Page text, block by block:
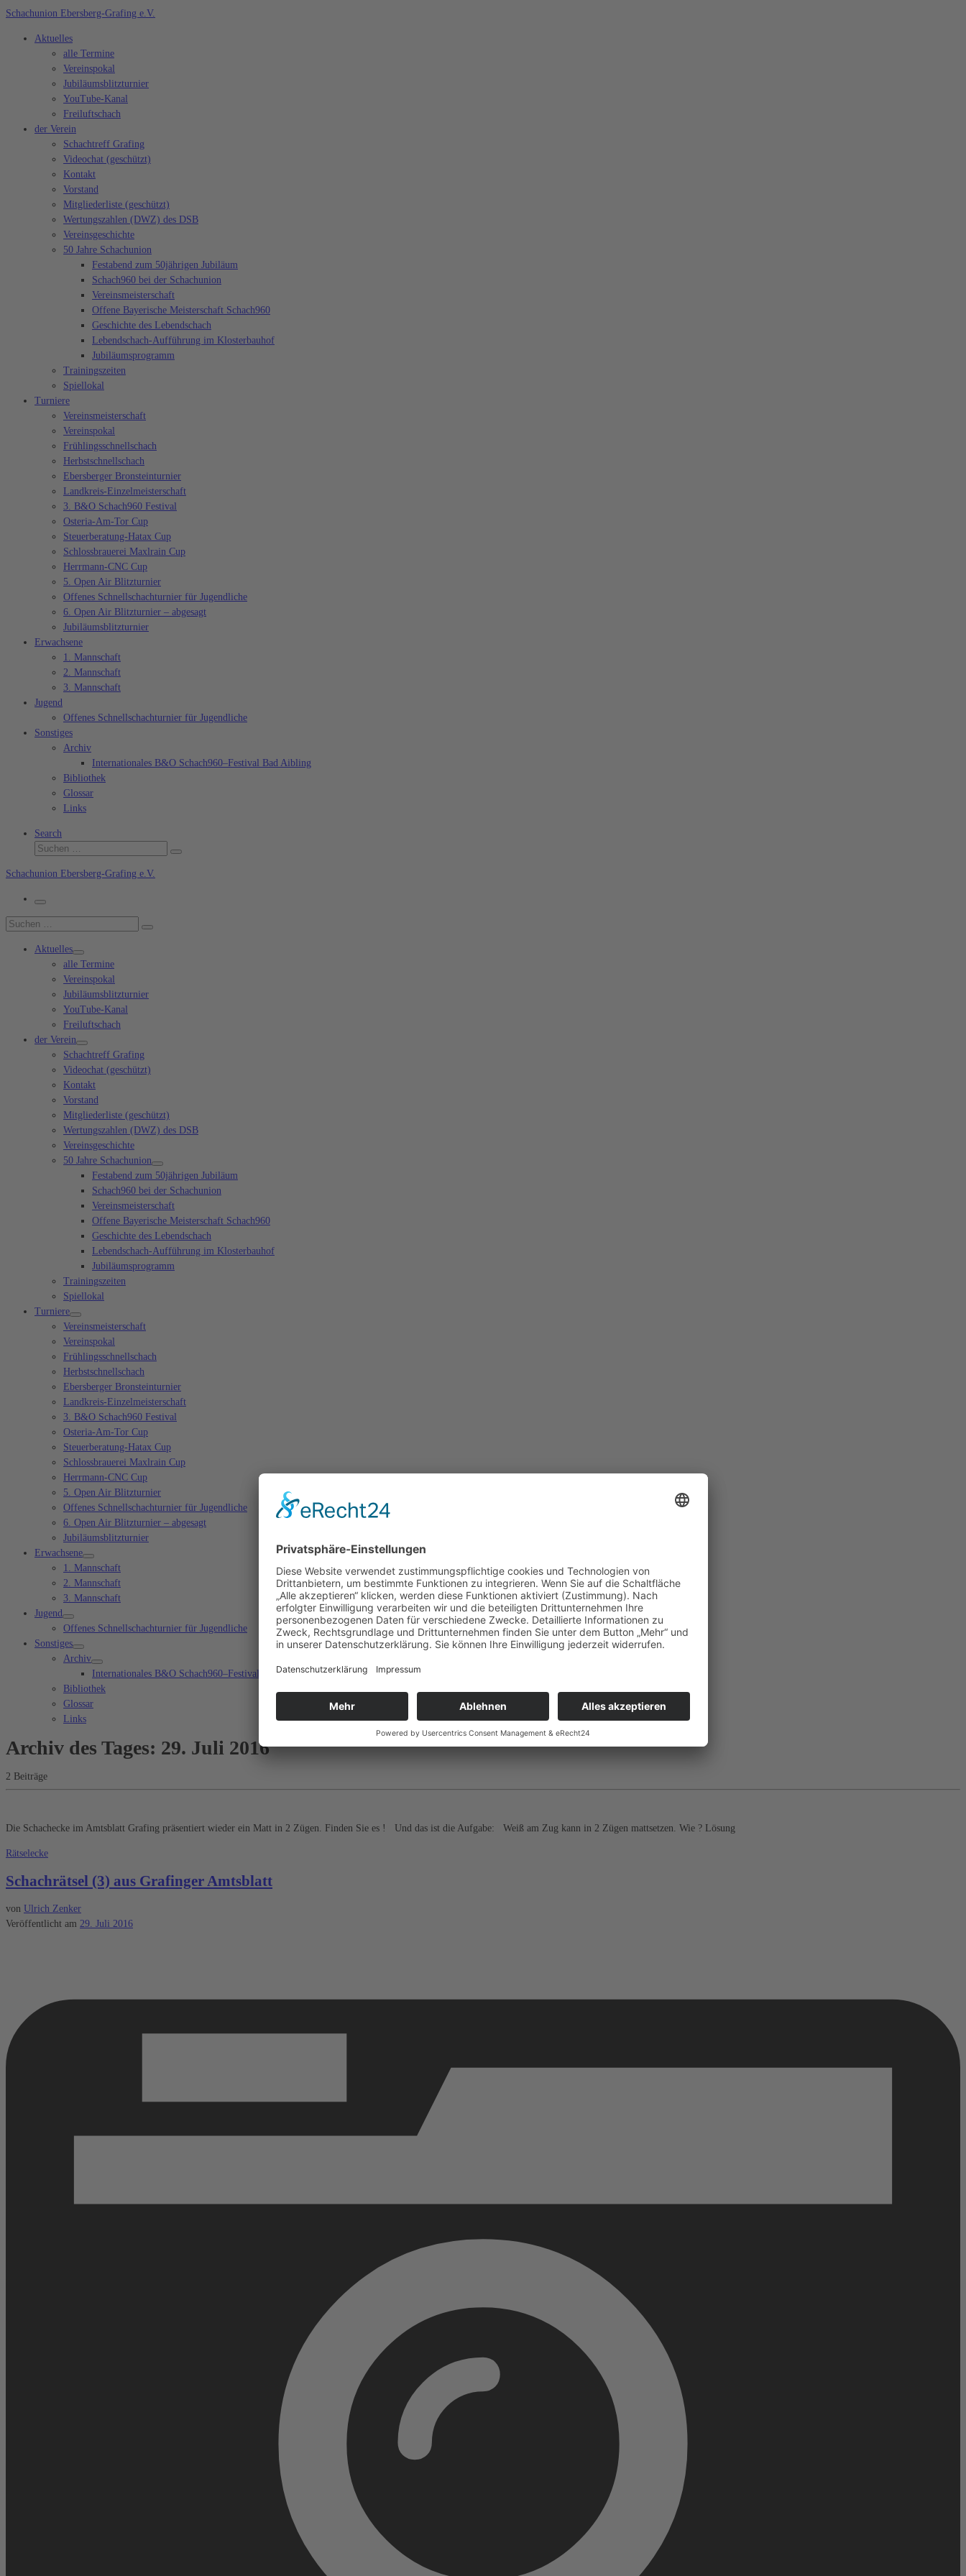
Zum
springen
Schachunion Ebersberg-Grafing e.V.
Aktuelles
alle Termine
Vereinspokal
Jubiläumsblitzturnier
YouTube-Kanal
Freiluftschach
der Verein
Schachtreff Grafing
Videochat (geschützt)
Kontakt
Vorstand
Mitgliederliste (geschützt)
Wertungszahlen (DWZ) des DSB
Vereinsgeschichte
50 Jahre Schachunion
Festabend zum 50jährigen Jubiläum
Schach960 bei der Schachunion
Vereinsmeisterschaft
Offene Bayerische Meisterschaft Schach960
Geschichte des Lebendschach
Lebendschach-Aufführung im Klosterbauhof
Jubiläumsprogramm
Trainingszeiten
Spiellokal
Turniere
Vereinsmeisterschaft
Vereinspokal
Frühlingsschnellschach
Herbstschnellschach
Ebersberger Bronsteinturnier
Landkreis-Einzelmeisterschaft
3. B&O Schach960 Festival
Osteria-Am-Tor Cup
Steuerberatung-Hatax Cup
Schlossbrauerei Maxlrain Cup
Herrmann-CNC Cup
5. Open Air Blitzturnier
Offenes Schnellschachturnier für Jugendliche
6. Open Air Blitzturnier – abgesagt
Jubiläumsblitzturnier
Erwachsene
1. Mannschaft
2. Mannschaft
3. Mannschaft
Jugend
Offenes Schnellschachturnier für Jugendliche
Sonstiges
Archiv
Internationales B&O Schach960–Festival Bad Aibling
Bibliothek
Glossar
Links
Search
Suche
Suchen …
Schachunion Ebersberg-Grafing e.V.
Menü
Suche
Suchen …
Aktuelles
alle Termine
Vereinspokal
Jubiläumsblitzturnier
YouTube-Kanal
Freiluftschach
der Verein
Schachtreff Grafing
Videochat (geschützt)
Kontakt
Vorstand
Mitgliederliste (geschützt)
Wertungszahlen (DWZ) des DSB
Vereinsgeschichte
50 Jahre Schachunion
Festabend zum 50jährigen Jubiläum
Schach960 bei der Schachunion
Vereinsmeisterschaft
Offene Bayerische Meisterschaft Schach960
Geschichte des Lebendschach
Lebendschach-Aufführung im Klosterbauhof
Jubiläumsprogramm
Trainingszeiten
Spiellokal
Turniere
Vereinsmeisterschaft
Vereinspokal
Frühlingsschnellschach
Herbstschnellschach
Ebersberger Bronsteinturnier
Landkreis-Einzelmeisterschaft
3. B&O Schach960 Festival
Osteria-Am-Tor Cup
Steuerberatung-Hatax Cup
Schlossbrauerei Maxlrain Cup
Herrmann-CNC Cup
5. Open Air Blitzturnier
Offenes Schnellschachturnier für Jugendliche
6. Open Air Blitzturnier – abgesagt
Jubiläumsblitzturnier
Erwachsene
1. Mannschaft
2. Mannschaft
3. Mannschaft
Jugend
Offenes Schnellschachturnier für Jugendliche
Sonstiges
Archiv
Internationales B&O Schach960–Festival Bad Aibling
Bibliothek
Glossar
Links
Archiv des Tages: 29. Juli 2016
2 Beiträge
Die Schachecke im Amtsblatt Grafing präsentiert wieder ein Matt in 2 Zügen. Finden Sie es ! Und das ist die Aufgabe: Weiß am Zug kann in 2 Zügen mattsetzen. Wie ? Lösung
Rätselecke
Schachrätsel (3) aus Grafinger Amtsblatt
von Ulrich Zenker
Veröffentlicht am 29. Juli 2016